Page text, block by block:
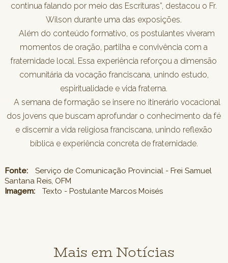
continua falando por meio das Escrituras”, destacou o Fr.
Wilson durante uma das exposições.
Além do conteúdo formativo, os postulantes viveram
momentos de oração, partilha e convivência com a
fraternidade local. Essa experiência reforçou a dimensão
comunitária da vocação franciscana, unindo estudo,
espiritualidade e vida fraterna.
A semana de formação se insere no itinerário vocacional
dos jovens que buscam aprofundar o conhecimento da fé
e discernir a vida religiosa franciscana, unindo reflexão
bíblica e experiência concreta de fraternidade.
Fonte:
Serviço de Comunicação Provincial - Frei Samuel
Santana Reis, OFM
Imagem:
Texto - Postulante Marcos Moisés
Mais em Notícias